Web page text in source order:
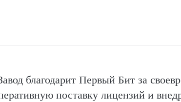
благодарит Первый Бит за
поставку лицензий и